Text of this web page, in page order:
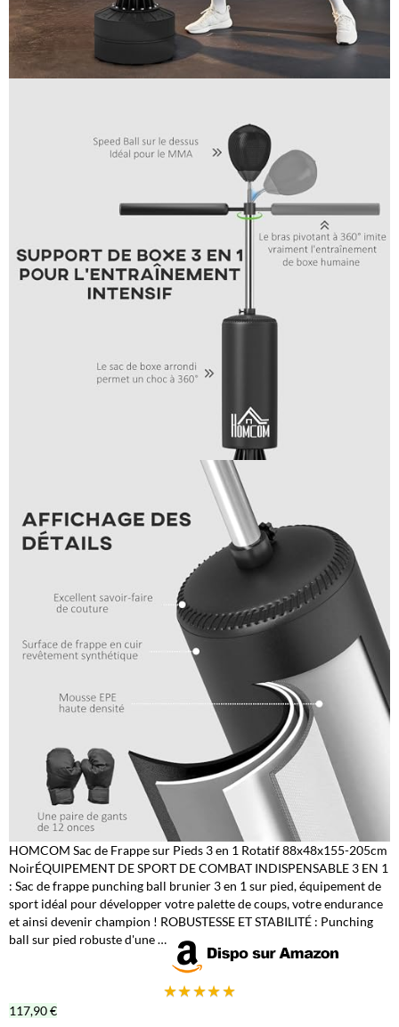
HOMCOM Sac de Frappe sur Pieds 3 en 1 Rotatif 88x48x155-205cm
NoirÉQUIPEMENT DE SPORT DE COMBAT INDISPENSABLE 3 EN 1
: Sac de frappe punching ball brunier 3 en 1 sur pied, équipement de
sport idéal pour développer votre palette de coups, votre endurance
et ainsi devenir champion ! ROBUSTESSE ET STABILITÉ : Punching
ball sur pied robuste d'une …
★★★★★
117,90 €